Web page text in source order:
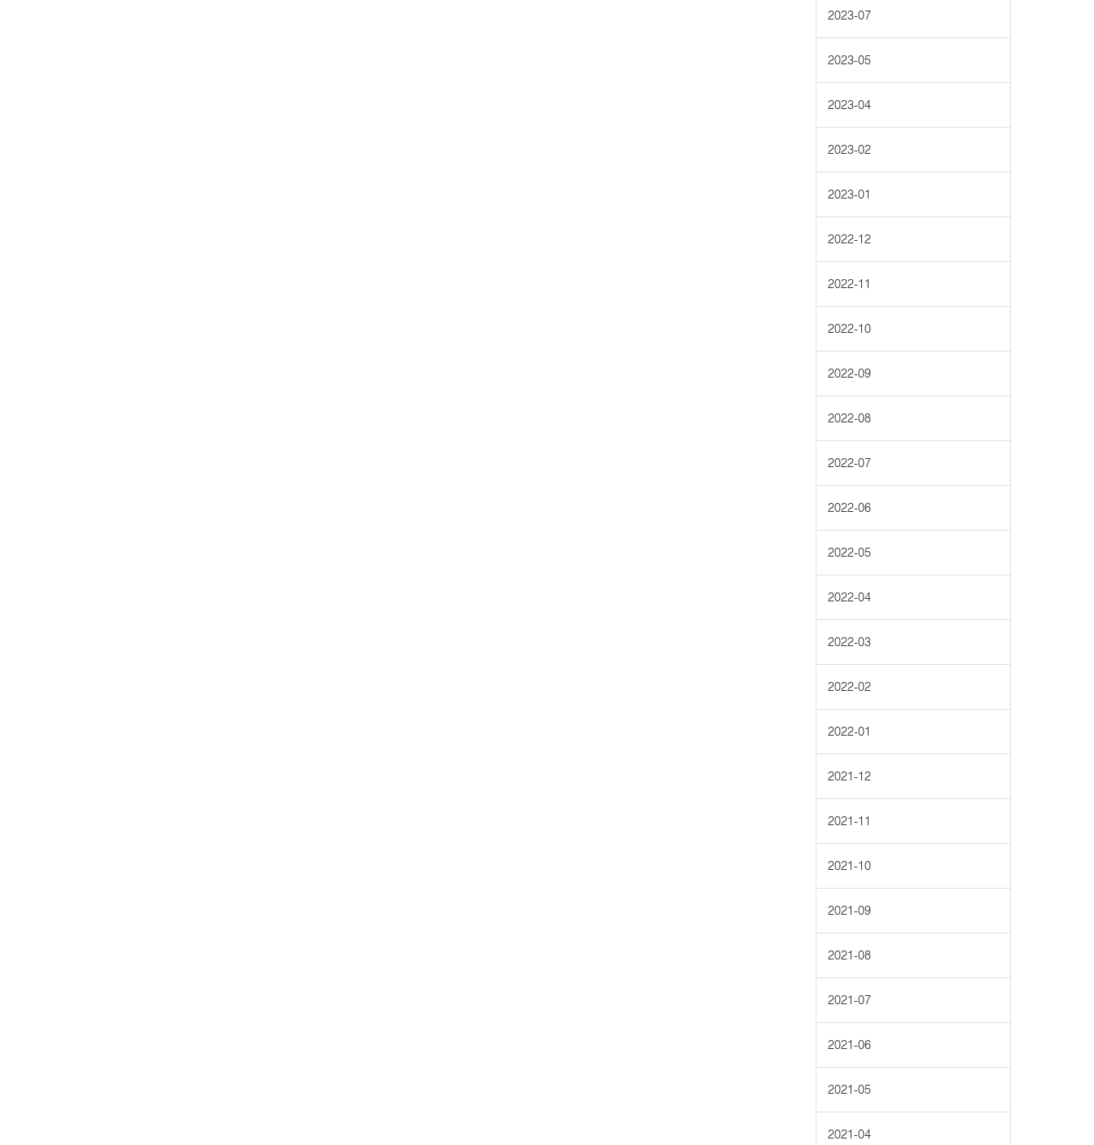
2023-07
2023-05
2023-04
2023-02
2023-01
2022-12
2022-11
2022-10
2022-09
2022-08
2022-07
2022-06
2022-05
2022-04
2022-03
2022-02
2022-01
2021-12
2021-11
2021-10
2021-09
2021-08
2021-07
2021-06
2021-05
2021-04